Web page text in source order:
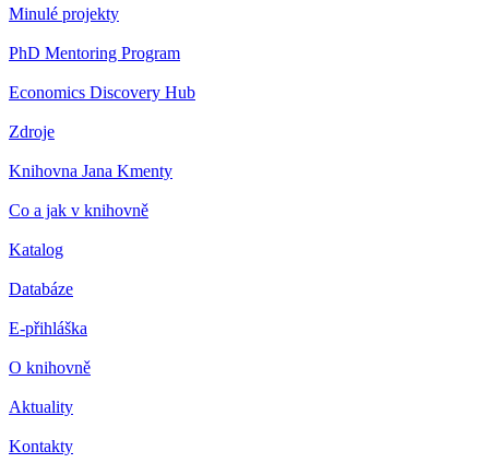
Minulé projekty
PhD Mentoring Program
Economics Discovery Hub
Zdroje
Knihovna Jana Kmenty
Co a jak v knihovně
Katalog
Databáze
E-přihláška
O knihovně
Aktuality
Kontakty